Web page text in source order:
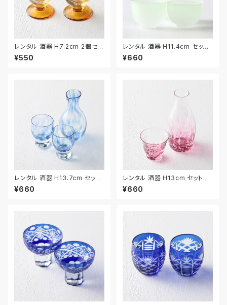
レンタル 酒器 H7.2cm 2個セッ
ト｜SHU037
¥550
レンタル 酒器 H11.4cm セット
｜SHU029
¥660
レンタル 酒器 H13.7cm セット
｜SHU030
¥660
レンタル 酒器 H13cm セット｜
SHU031
¥660